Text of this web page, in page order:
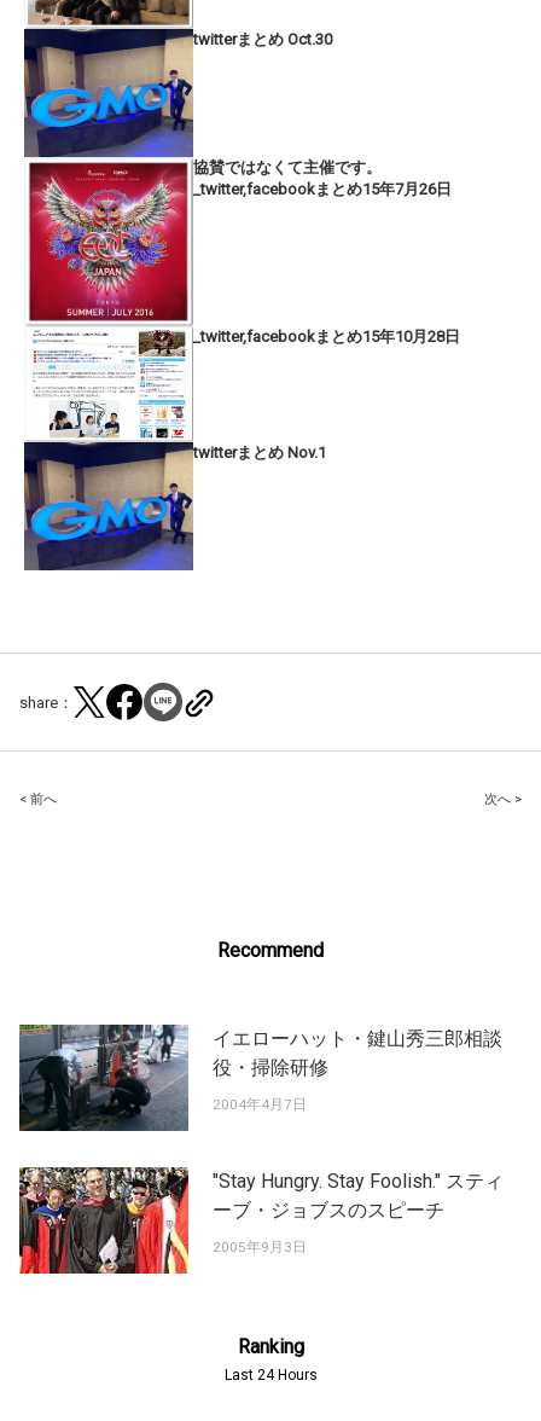
twitterまとめ Oct.30
協賛ではなくて主催です。
_twitter,facebookまとめ15年7月26日
_twitter,facebookまとめ15年10月28日
twitterまとめ Nov.1
share：
Post
< 前へ 次へ >
Recommend
イエローハット・鍵山秀三郎相談
役・掃除研修
2004年4月7日
"Stay Hungry. Stay Foolish." スティ
ーブ・ジョブスのスピーチ
2005年9月3日
Ranking
Last 24 Hours